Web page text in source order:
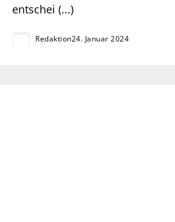
entschei (...)
Redaktion24. Januar 2024